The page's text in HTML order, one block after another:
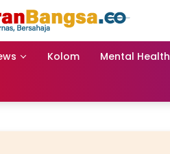
Kolom Mental Health